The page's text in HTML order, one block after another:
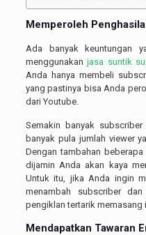
Memperoleh
Ada banyak keuntungan
menggunakanjasa suntik
Anda hanya membeli
yang pastinya bisa Anda
dari Youtube.
Semakin banyak
banyak pula jumlah viewer
Dengan tambahan
dijamin Anda akan kaya
Untuk itu, jika Anda ingin
menambah subscriber
pengiklan tertarik memasang
Mendapatkan Tawaran